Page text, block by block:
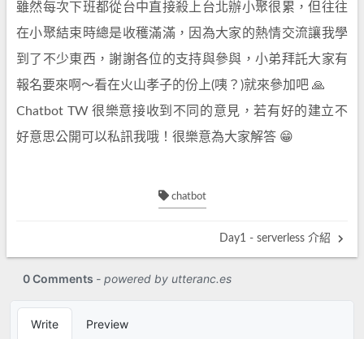
雖然每次下班都從台中直接殺上台北辦小聚很累，但往往
在小聚結束時總是收穫滿滿，因為大家的熱情交流讓我學
到了不少東西，謝謝各位的支持與參與，小弟拜託大家有
報名要來啊～看在火山孝子的份上(咦？)就來參加吧 🙏
Chatbot TW 很樂意接收到不同的意見，若有好的建立不
好意思公開可以私訊我哦！很樂意為大家解答 😁
chatbot
Day1 - serverless 介紹